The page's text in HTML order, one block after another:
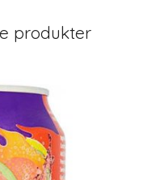
produkter